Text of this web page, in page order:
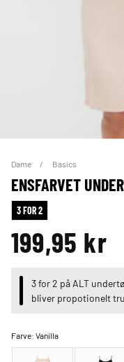
Dame Basics
ENSFARVET
3 FOR 2
199,95 kr
3 for 2 på ALT
bliver propotionelt
Farve:Vanilla